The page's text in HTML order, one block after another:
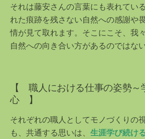
それは藤安さんの言葉にも表れてい
れた痕跡を残さない自然への感謝や
情が見て取れます。そこにこそ、我
自然への向き合い方があるのではな
【 職人における仕事の姿勢～
心 】
それぞれの職人としてモノづくりの
も、共通する思いは、 生涯学び続け